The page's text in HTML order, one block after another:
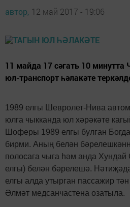
автор, 12 май 2017 - 19:06
11 майда 17 сәгать 10
юл-транспорт һәлакәте
1989 елгы Шевролет-Нива
юлга чыкканда юл хәрәкәте
Шоферы 1989 елгы булган
бирми. Аның белән
полосага чыга һәм анда
елгы) белән бәрелешә.
елгы алда утырган пассажир
Әлмәт медсанчастена озатыла.